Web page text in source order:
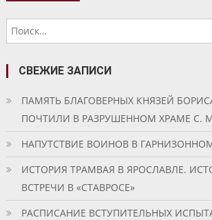
по
записям
СВЕЖИЕ ЗАПИСИ
ПАМЯТЬ БЛАГОВЕРНЫХ КНЯЗЕЙ
ПОЧТИЛИ В РАЗРУШЕННОМ ХРАМЕ С.
НАПУТСТВИЕ ВОИНОВ В
ИСТОРИЯ ТРАМВАЯ В ЯРОСЛАВЛЕ.
ВСТРЕЧИ В «СТАВРОСЕ»
РАСПИСАНИЕ ВСТУПИТЕЛЬНЫХ